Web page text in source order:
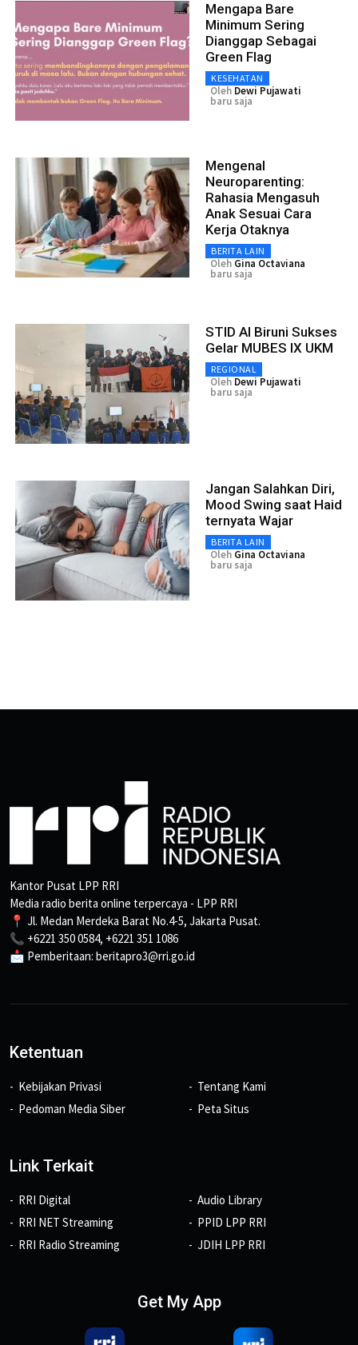
Mengapa Bare
Minimum Sering
Dianggap Sebagai
Green Flag
KESEHATAN
Oleh Dewi Pujawati
baru saja
Mengenal
Neuroparenting:
Rahasia Mengasuh
Anak Sesuai Cara
Kerja Otaknya
BERITA LAIN
Oleh Gina Octaviana
baru saja
STID Al Biruni Sukses
Gelar MUBES IX UKM
REGIONAL
Oleh Dewi Pujawati
baru saja
Jangan Salahkan Diri,
Mood Swing saat Haid
ternyata Wajar
BERITA LAIN
Oleh Gina Octaviana
baru saja
Kantor Pusat LPP RRI
Media radio berita online terpercaya - LPP RRI
📍 Jl. Medan Merdeka Barat No.4-5, Jakarta Pusat.
📞 +6221 350 0584, +6221 351 1086
📩 Pemberitaan: beritapro3@rri.go.id
Ketentuan
Kebijakan Privasi
Pedoman Media Siber
Tentang Kami
Peta Situs
Link Terkait
RRI Digital
RRI NET Streaming
RRI Radio Streaming
Audio Library
PPID LPP RRI
JDIH LPP RRI
Get My App